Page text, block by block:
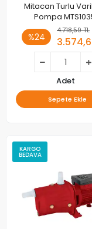
Mitacan Turlu
Pompa
%24
4.718,59 TL
Adet
Sepete Ekle
KARGO
BEDAVA